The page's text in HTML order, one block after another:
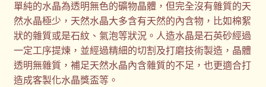
單純的水晶為透明無色的礦物晶體，但完全沒有雜質的天
然水晶極少，天然水晶大多含有天然的內含物，比如棉絮
狀的雜質或是石紋、氣泡等狀況。人造水晶是石英砂經過
一定工序提煉，並經過精細的切割及打磨技術製造，晶體
透明無雜質，補足天然水晶內含雜質的不足，也更適合打
造成客製化水晶獎盃等。